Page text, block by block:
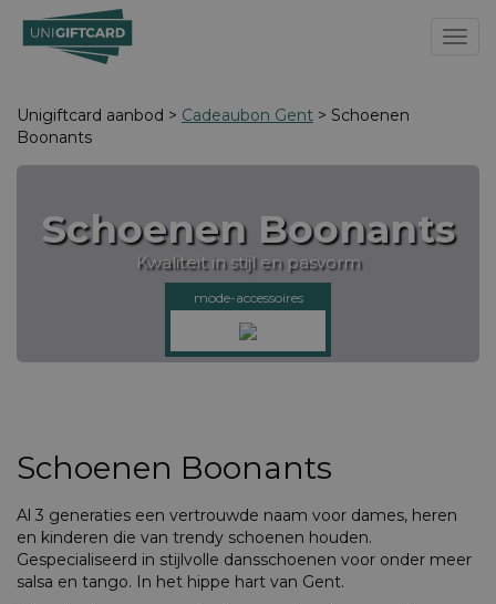
Unigiftcard aanbod > Cadeaubon Gent > Schoenen
Boonants
Schoenen Boonants
Kwaliteit in stijl en pasvorm
mode-accessoires
Schoenen Boonants
Al 3 generaties een vertrouwde naam voor dames, heren
en kinderen die van trendy schoenen houden.
Gespecialiseerd in stijlvolle dansschoenen voor onder meer
salsa en tango. In het hippe hart van Gent.